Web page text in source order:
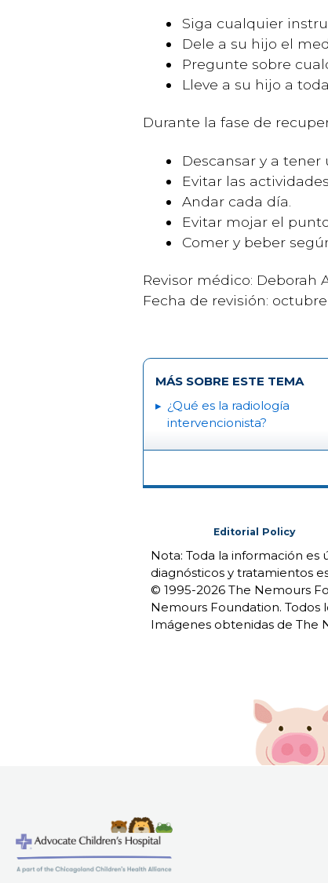
Siga cualquier
Dele a su hijo el
Pregunte sobre
Lleve a su hijo a
Durante la fase de
Descansar y a
Evitar las
Andar cada día.
Evitar mojar el
Comer y beber
Revisor médico: Deborah
Fecha de revisión:
MÁS SOBRE ESTE TEMA
¿Qué es la radiología
intervencionista?
Editorial Policy
Nota: Toda la información
diagnósticos y tratamientos
© 1995-2026 The Nemours
Nemours Foundation. Todos
Imágenes obtenidas de The